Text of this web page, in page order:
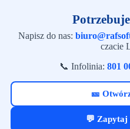
Napisz do nas:
czacie
📞 Infolinia: 801
🎫
💬 Zapytaj